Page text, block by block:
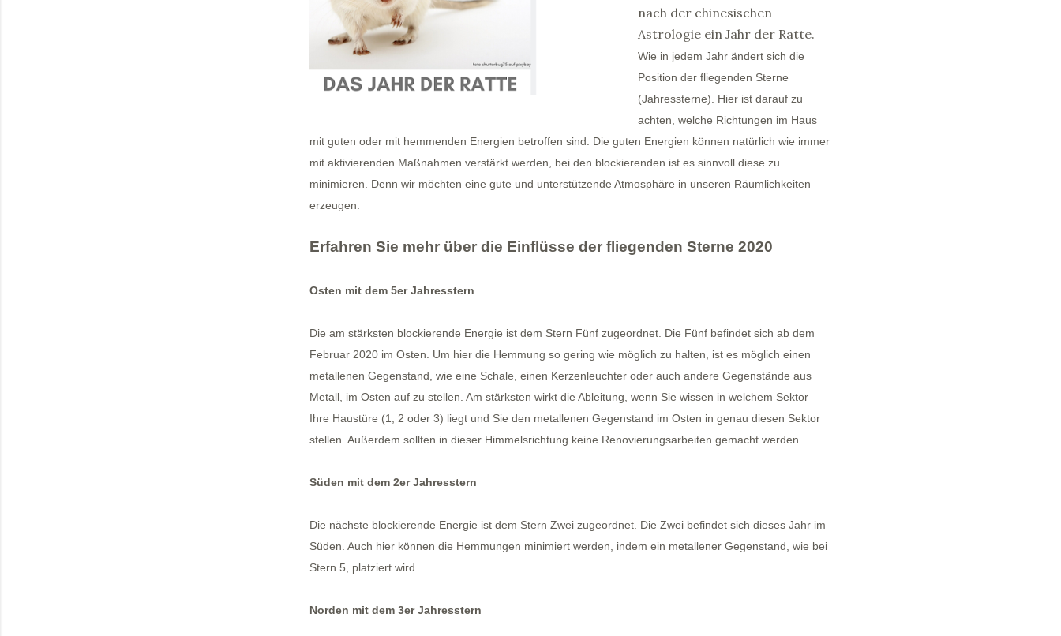
nach der chinesischen
Astrologie ein Jahr der Ratte.
Wie in jedem Jahr ändert sich die
Position der fliegenden Sterne
(Jahressterne). Hier ist darauf zu
achten, welche Richtungen im Haus
mit guten oder mit hemmenden Energien betroffen sind. Die guten Energien können natürlich wie immer
mit aktivierenden Maßnahmen verstärkt werden, bei den blockierenden ist es sinnvoll diese zu
minimieren. Denn wir möchten eine gute und unterstützende Atmosphäre in unseren Räumlichkeiten
erzeugen.
Erfahren Sie mehr über die Einflüsse der fliegenden Sterne 2020
Osten mit dem 5er Jahresstern
Die am stärksten blockierende Energie ist dem Stern Fünf zugeordnet. Die Fünf befindet sich ab dem
Februar 2020 im Osten. Um hier die Hemmung so gering wie möglich zu halten, ist es möglich einen
metallenen Gegenstand, wie eine Schale, einen Kerzenleuchter oder auch andere Gegenstände aus
Metall, im Osten auf zu stellen. Am stärksten wirkt die Ableitung, wenn Sie wissen in welchem Sektor
Ihre Haustüre (1, 2 oder 3) liegt und Sie den metallenen Gegenstand im Osten in genau diesen Sektor
stellen. Außerdem sollten in dieser Himmelsrichtung keine Renovierungsarbeiten gemacht werden.
Süden mit dem 2er Jahresstern
Die nächste blockierende Energie ist dem Stern Zwei zugeordnet. Die Zwei befindet sich dieses Jahr im
Süden. Auch hier können die Hemmungen minimiert werden, indem ein metallener Gegenstand, wie bei
Stern 5, platziert wird.
Norden mit dem 3er Jahresstern